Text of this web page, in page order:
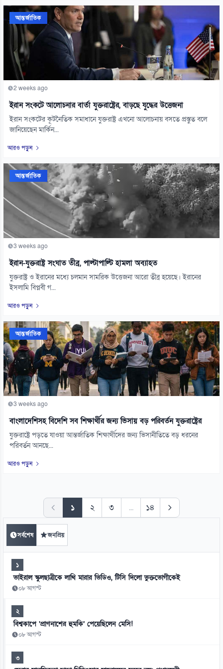
আন্তর্জাতিক
2 weeks ago
ইরান সংকটে আলোচনার বার্তা যুক্তরাষ্ট্রের, বাড়ছে যুদ্ধের উত্তেজনা
ইরান সংকটের কূটনৈতিক সমাধানে যুক্তরাষ্ট্র এখনো আলোচনায় বসতে প্রস্তুত বলে
জানিয়েছেন মার্কিন...
আরও পড়ুন
আন্তর্জাতিক
3 weeks ago
ইরান-যুক্তরাষ্ট্র সংঘাত তীব্র, পাল্টাপাল্টি হামলা অব্যাহত
যুক্তরাষ্ট্র ও ইরানের মধ্যে চলমান সামরিক উত্তেজনা আরো তীব্র হয়েছে। ইরানের
ইসলামি বিপ্লবী গ...
আরও পড়ুন
আন্তর্জাতিক
3 weeks ago
বাংলাদেশিসহ বিদেশি সব শিক্ষার্থীর জন্য ভিসায় বড় পরিবর্তন যুক্তরাষ্ট্রের
যুক্তরাষ্ট্রে পড়তে যাওয়া আন্তর্জাতিক শিক্ষার্থীদের জন্য ভিসানীতিতে বড় ধরনের
পরিবর্তন আনছে...
আরও পড়ুন
১ ২ ৩ ... ১৪
সর্বশেষ জনপ্রিয়
১
ভাইরাল স্কুলছাত্রীকে লাথি মারার ভিডিও, টিসি দিলো ভুক্তভোগীকেই
০৮ আগস্ট
২
বিশ্বকাপে ‘প্রাণনাশের হুমকি’ পেয়েছিলেন মেসি!
০৮ আগস্ট
৩